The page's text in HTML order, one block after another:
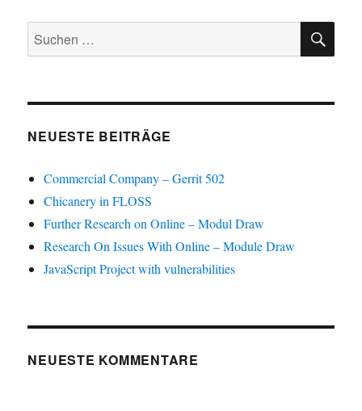
Suchen
nach:
NEUESTE BEITRÄGE
Commercial Company – Gerrit 502
Chicanery in FLOSS
Further Research on Online – Modul Draw
Research On Issues With Online – Module Draw
JavaScript Project with vulnerabilities
NEUESTE KOMMENTARE